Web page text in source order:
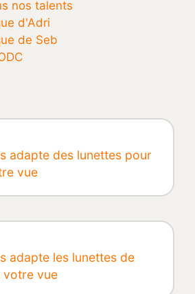
nos talents
d'Adri
de Seb
adapte des lunettes pour
vue
adapte les lunettes de
votre vue